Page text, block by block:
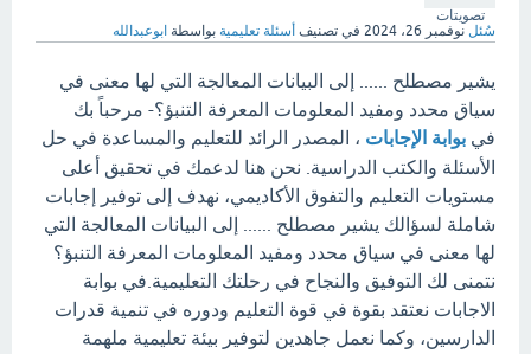
تصويتات
سُئل نوفمبر 26، 2024 في تصنيف أسئلة تعليمية بواسطة ابوعبدالله
يشير مصطلح ...... إلى البيانات المعالجة التي لها معنى في
سياق محدد ومفيد المعلومات المعرفة التنبؤ؟- مرحباً بك
في بوابة الإجابات ، المصدر الرائد للتعليم والمساعدة في حل
الأسئلة والكتب الدراسية. نحن هنا لدعمك في تحقيق أعلى
مستويات التعليم والتفوق الأكاديمي، نهدف إلى توفير إجابات
شاملة لسؤالك يشير مصطلح ...... إلى البيانات المعالجة التي
لها معنى في سياق محدد ومفيد المعلومات المعرفة التنبؤ؟
نتمنى لك التوفيق والنجاح في رحلتك التعليمية.في بوابة
الاجابات نعتقد بقوة في قوة التعليم ودوره في تنمية قدرات
الدارسين، وكما نعمل جاهدين لتوفير بيئة تعليمية ملهمة